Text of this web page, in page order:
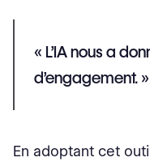
« L’IA nous a
d’engagement. »
En adoptant cet